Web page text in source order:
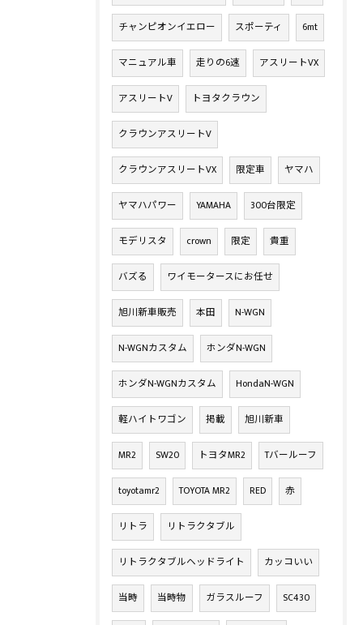
チャンピオンイエロー スポーティ 6mt
マニュアル車 走りの6速 アスリートVX
アスリートV トヨタクラウン
クラウンアスリートV
クラウンアスリートVX 限定車 ヤマハ
ヤマハパワー YAMAHA 300台限定
モデリスタ crown 限定 貴重
バズる ワイモータースにお任せ
旭川新車販売 本田 N-WGN
N-WGNカスタム ホンダN-WGN
ホンダN-WGNカスタム HondaN-WGN
軽ハイトワゴン 掲載 旭川新車
MR2 SW20 トヨタMR2 Tバールーフ
toyotamr2 TOYOTA MR2 RED 赤
リトラ リトラクタブル
リトラクタブルヘッドライト カッコいい
当時 当時物 ガラスルーフ SC430